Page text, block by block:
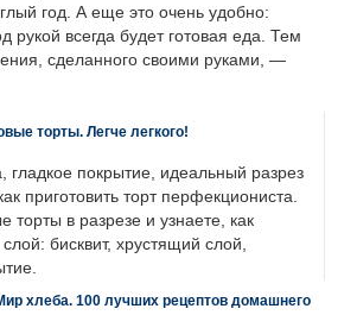
год. А еще это очень удобно:
рукой всегда будет готовая еда. Тем
сделанного своими руками, —
торты. Легче легкого!
гладкое покрытие, идеальный разрез
приготовить торт перфекциониста.
торты в разрезе и узнаете, как
бисквит, хрустящий слой,
хлеба. 100 лучших рецептов домашнего